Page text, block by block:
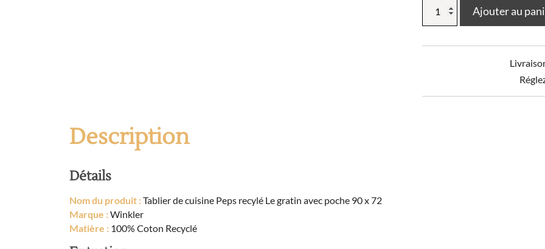
Tablier
Ajouter au
Description
Détails
Nom du produit :Tablier de cuisine Peps recylé Le gratin avec poche 90 x 72
Marque :Winkler
Matière : 100% Coton Recyclé